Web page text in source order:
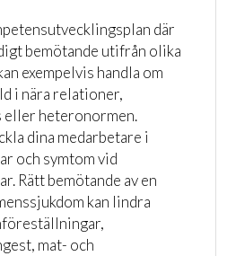
där
bemötande utifrån olika
exempelvis handla om
i nära relationer,
eller heteronormen.
dina medarbetare i
och symtom vid
Rätt bemötande av en
kan lindra
mat- och